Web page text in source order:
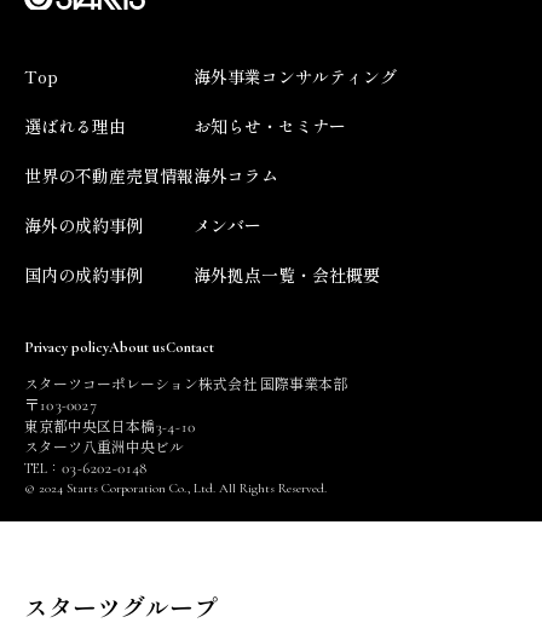
Top
選ばれる理由
世界の不動産売買情報
海外の成約事例
国内の成約事例
海外事業コンサルティング
お知らせ・セミナー
海外コラム
メンバー
海外拠点一覧・会社概要
Privacy policyAbout usContact
スターツコーポレーション株式会社 国際事業本部
〒 103-0027
東京都中央区日本橋3-4-10
スターツ八重洲中央ビル
TEL： 03-6202-0148
© 2024 Starts Corporation Co., Ltd. All Rights Reserved.
スターツグループ